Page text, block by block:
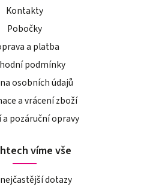
Kontakty
Pobočky
a platba
podmínky
osobních údajů
a vrácení zboží
a pozáruční opravy
víme vše
nejčastější dotazy